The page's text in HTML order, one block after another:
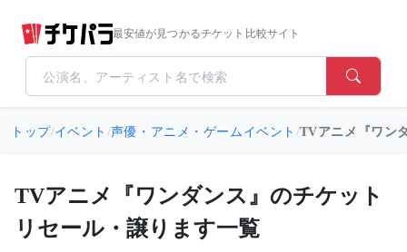
最安値が見つかるチケット比較サイト
トップ/イベント /声優・アニメ・ゲームイベント /TVアニメ『ワン
TVアニメ『ワンダンス』のチケット
リセール・譲ります一覧